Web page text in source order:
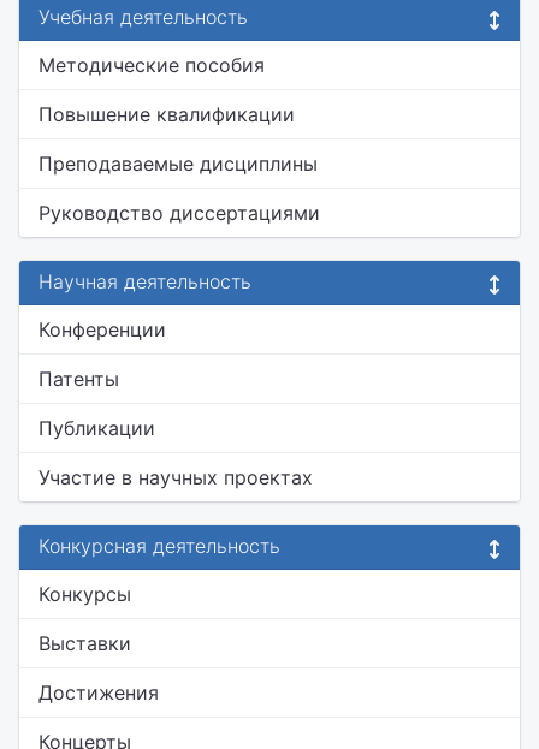
Учебная деятельность
Методические пособия
Повышение квалификации
Преподаваемые дисциплины
Руководство диссертациями
Научная деятельность
Конференции
Патенты
Публикации
Участие в научных проектах
Конкурсная деятельность
Конкурсы
Выставки
Достижения
Концерты